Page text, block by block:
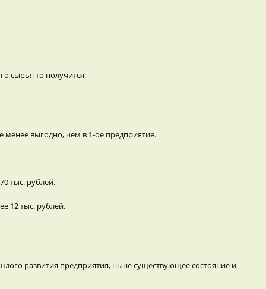
сырья то получится:
менее выгодно, чем в 1-ое предприятие.
тыс. рублей.
12 тыс. рублей.
развития предприятия, ныне существующее состояние и